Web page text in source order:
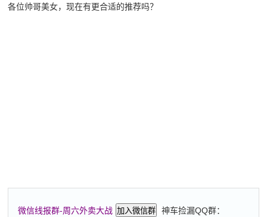
各位帅哥美女，现在有更合适的推荐吗？
微信线报群-周六外卖大战 加入微信群
神车捡漏QQ群：